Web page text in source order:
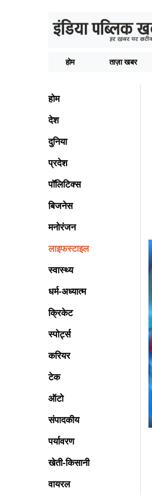
होम ताज़ा खबर
होम
देश
दुनिया
प्रदेश
पॉलिटिक्स
बिजनेस
मनोरंजन
लाइफस्टाइल
स्वास्थ्य
धर्म-अध्यात्म
क्रिकेट
स्पोर्ट्स
करियर
टेक
ऑटो
संपादकीय
पर्यावरण
खेती-किसानी
वायरल